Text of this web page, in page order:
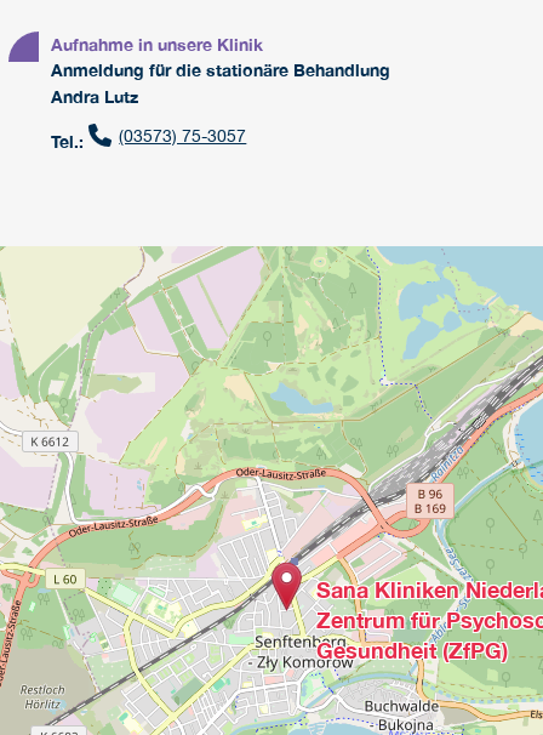
Aufnahme in unsere Klinik
Anmeldung für die stationäre Behandlung
Andra Lutz
Tel.: (03573) 75-3057
Sana Kliniken
Zentrum für
Gesundheit (ZfPG)